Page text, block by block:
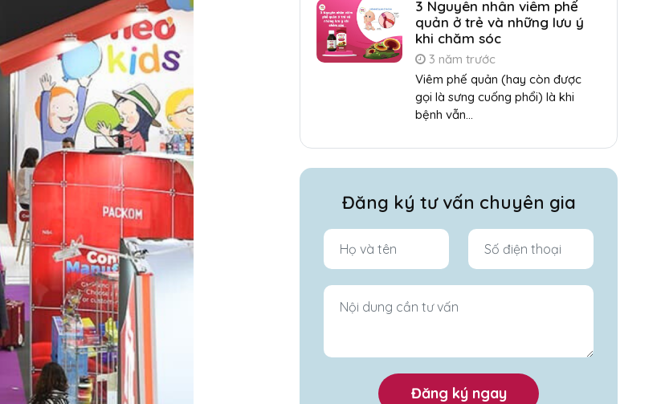
3 Nguyên nhân viêm phế
quản ở trẻ và những lưu ý
khi chăm sóc
3 năm trước
Viêm phế quản (hay còn được
gọi là sưng cuống phổi) là khi
bệnh vẫn...
Đăng ký tư vấn chuyên gia
Đăng ký ngay